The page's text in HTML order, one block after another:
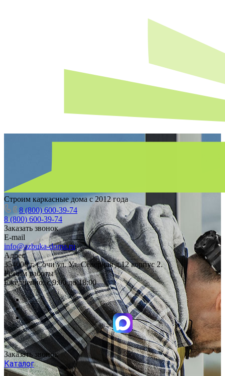
Строим каркасные дома с 2012 года
8 (800) 600-39-74
8 (800) 600-39-74
Заказать звонок
E-mail
info@azbuka-doma.ru
Адрес
354000 г. Сочи ул. Ул. Северная д.12 корпус 2.
Режим работы
Ежедневно: с 9:00 до 18:00
Заказать звонок
Каталог